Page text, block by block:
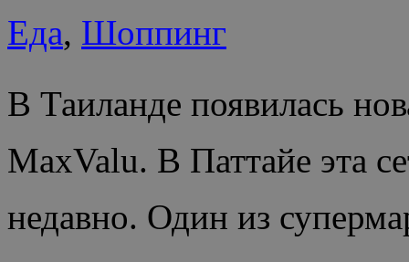
Еда, Шоппинг
В Таиланде появилась
MaxValu. В Паттайе эта
недавно. Один из